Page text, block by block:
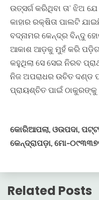
ଉତ୍ସର୍ଗ କରିଥିବା ତା’ ଝିଅ
କାହାର ରକ୍ଷିତା ପାଲଟି
ବଦ୍‌ନାମର କେନ୍ଦ୍ର ବିନ୍ଦୁ
ଆକାଶ ଆଡ଼କୁ ମୁହଁ କରି
କହୁଥିଲା ସେ ସେଇ ନିରବ
ନିଜ ଅପରାଧର ଉଚିତ ଦଣ୍ଡ
ପ୍ରାୟଶ୍ଚିତ ପାଇଁ ଠାକୁରଙ୍କୁ
କୋରିଆପଲା, ଓଉପଦା,
କେନ୍ଦ୍ରାପଡ଼ା, ମୋ-
Related Posts